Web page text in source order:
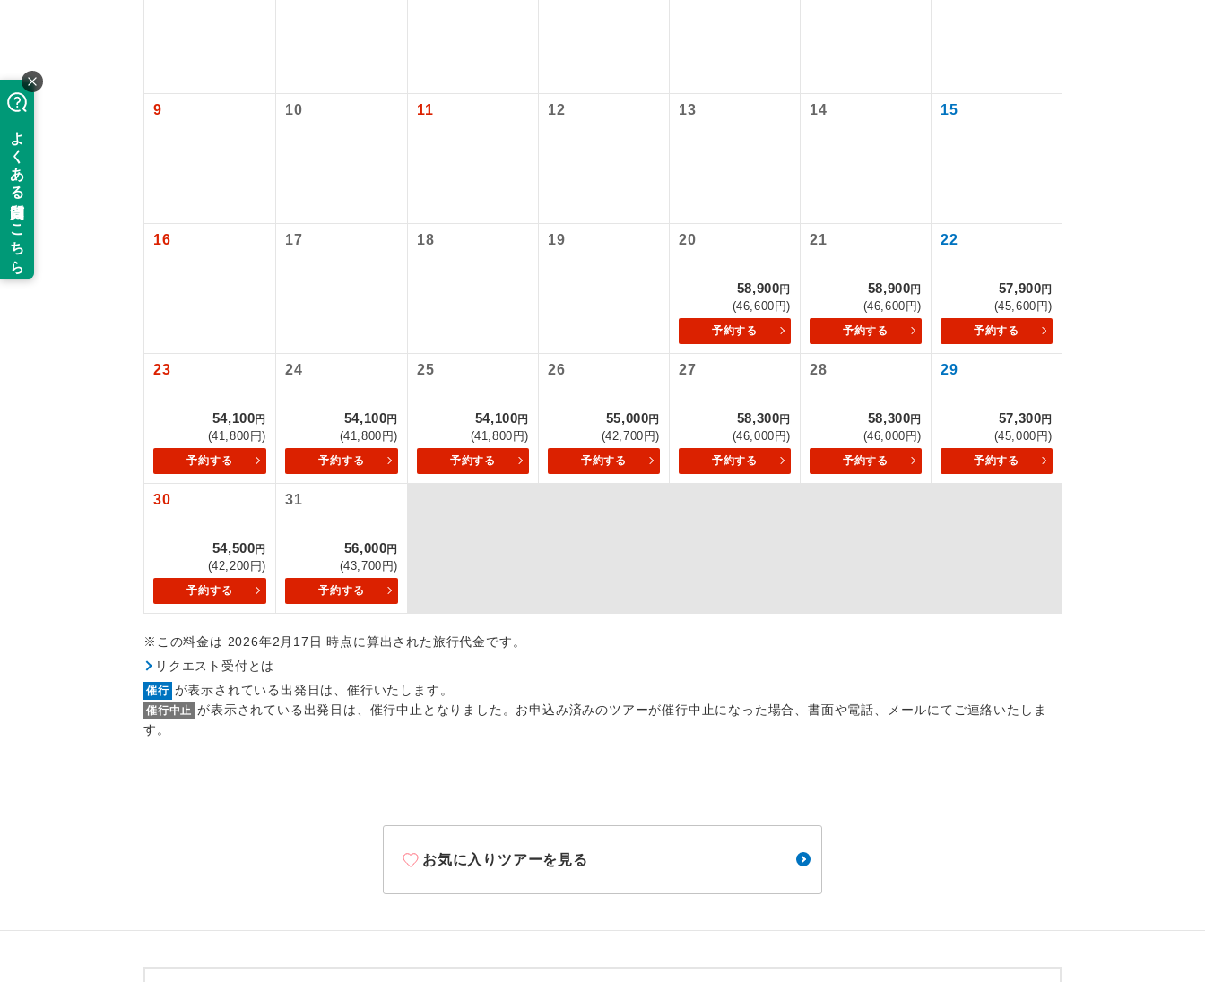
9 10 11 12 13 14 15
16 17 18 19 20
58,900円
(46,600円)
予約する
21
58,900円
(46,600円)
予約する
22
57,900円
(45,600円)
予約する
23
54,100円
(41,800円)
予約する
24
54,100円
(41,800円)
予約する
25
54,100円
(41,800円)
予約する
26
55,000円
(42,700円)
予約する
27
58,300円
(46,000円)
予約する
28
58,300円
(46,000円)
予約する
29
57,300円
(45,000円)
予約する
30
54,500円
(42,200円)
予約する
31
56,000円
(43,700円)
予約する
※この料金は 2026年2月17日 時点に算出された旅行代金です。
リクエスト受付とは
催行 が表示されている出発日は、催行いたします。
催行中止 が表示されている出発日は、催行中止となりました。お申込み済みのツアーが催行中止になった場合、書面や電話、メールにてご連絡いたしま
す。
お気に入りツアーを見る
現地添乗員同行
現地到着空港（駅）から最終日出発空港（駅）まで添乗員が
絶景スポットに立ち寄るコースです。
温泉 温泉地にも宿泊するコースです。
大浴場 ご宿泊ホテルに大浴場が付いています。
全てのお食事が付いていますので、お食事の心配はいりませ
お部屋食
トラベルイヤホン
1名様催行 1名様から出発可能な個人型プランです。
2名様催行
1名様1室同代金 1名様1室利用でも追加料金がかからないコースです。
女性限定でご参加いただけるコースです。
年齢制限あり ご参加にあたり年齢に制限があるコースです。
利用航空会社が指定なので、ご出発の計画にとても便利で